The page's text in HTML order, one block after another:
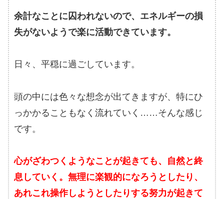
余計なことに囚われないので、エネルギーの損
失がないようで楽に活動できています。
日々、平穏に過ごしています。
頭の中には色々な想念が出てきますが、特にひ
っかかることもなく流れていく……そんな感じ
です。
心がざわつくようなことが起きても、自然と終
息していく。無理に楽観的になろうとしたり、
あれこれ操作しようとしたりする努力が起きて